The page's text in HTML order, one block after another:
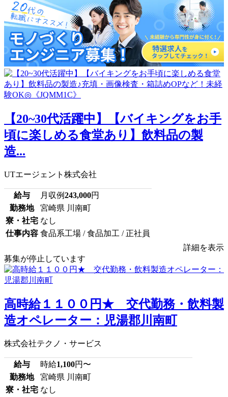
【20~30代活躍中】【バイキングをお手
頃に楽しめる食堂あり】飲料品の製
造...
UTエージェント株式会社
給与 月収例243,000円
勤務地
宮崎県 川南町
寮・社宅 なし
仕事内容 食品系工場 / 食品加工 / 正社員
詳細を表示
募集が停止しています
高時給１１００円★ 交代勤務・飲料製
造オペレーター：児湯郡川南町
株式会社テクノ・サービス
給与 時給1,100円〜
勤務地
宮崎県 川南町
寮・社宅 なし